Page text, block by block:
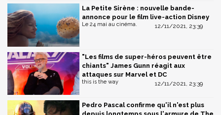
La Petite Sirène : nouvelle bande-
annonce pour le film live-action Disney
12/11/2021, 23:39
Le 24 mai au cinéma.
"Les films de super-héros peuvent être
chiants" James Gunn réagit aux
attaques sur Marvel et DC
12/11/2021, 23:39
this is the way
Pedro Pascal confirme qu'il n'est plus